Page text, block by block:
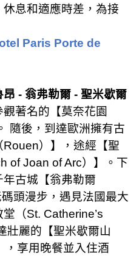
息和適應時差，為接
Paris Porte de
昂 - 翁弗勒爾 - 聖米歇爾
著名的【莫奈花園
隨後，到達歐洲擁有古
Rouen）】，途經【聖
of Joan of Arc）】。下
古城【翁弗勒爾
頭漫步，遇見法國最大
堂（St. Catherine’s
壯麗的【聖米歇爾山
，享用晚餐並入住酒